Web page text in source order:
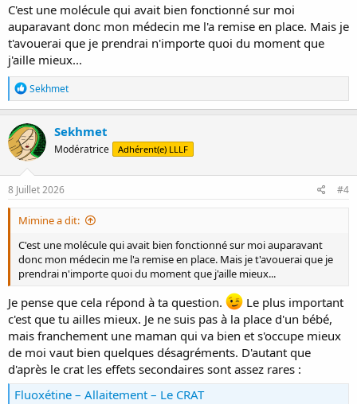
C'est une molécule qui avait bien fonctionné sur moi
auparavant donc mon médecin me l'a remise en place. Mais je
t'avouerai que je prendrai n'importe quoi du moment que
j'aille mieux...
R
é
a
c
t
i
o
n
s
Sekhmet
Sekhmet
Modératrice Adhérent(e) LLLF
8 Juillet 2026 #4
Mimine a dit:
C'est une molécule qui avait bien fonctionné sur moi auparavant
donc mon médecin me l'a remise en place. Mais je t'avouerai que je
prendrai n'importe quoi du moment que j'aille mieux...
Je pense que cela répond à ta question.
Le plus important
c'est que tu ailles mieux. Je ne suis pas à la place d'un bébé,
mais franchement une maman qui va bien et s'occupe mieux
de moi vaut bien quelques désagréments. D'autant que
d'après le crat les effets secondaires sont assez rares :
Fluoxétine – Allaitement – Le CRAT